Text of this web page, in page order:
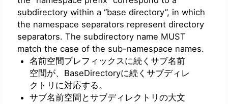
subdirectory within a “base directory”, in which
the namespace separators represent directory
separators. The subdirectory name MUST
match the case of the sub-namespace names.
名前空間プレフィックスに続くサブ名前
空間が、BaseDirectoryに続くサブディレ
クトリに対応する。
サブ名前空間とサブディレクトリの大文